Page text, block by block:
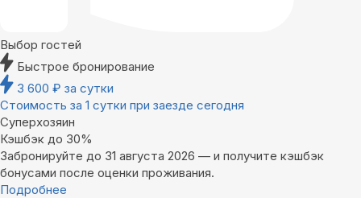
Выбор гостей
Быстрое бронирование
3 600 ₽ за сутки
Стоимость за 1 сутки при заезде сегодня
Суперхозяин
Кэшбэк до 30%
Забронируйте до 31 августа 2026 — и получите кэшбэк
бонусами после оценки проживания.
Подробнее